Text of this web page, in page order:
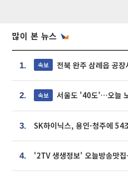
많이 본 뉴스
1. 속보 전북 완주 삼례읍 공장
2. 속보 서울도 '40도'…오늘
3.
4.